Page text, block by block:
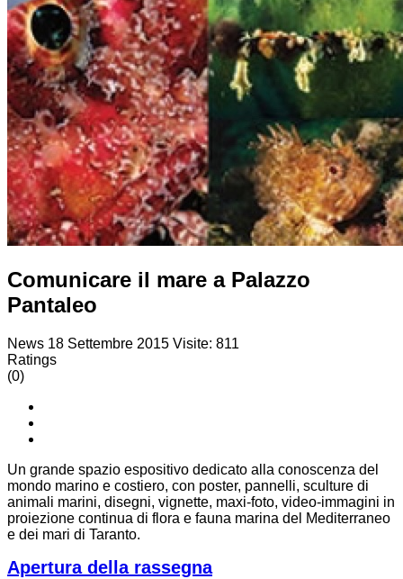
Comunicare il mare a Palazzo
Pantaleo
News 18 Settembre 2015 Visite: 811
Ratings
(0)
Un grande spazio espositivo dedicato alla conoscenza del
mondo marino e costiero, con poster, pannelli, sculture di
animali marini, disegni, vignette, maxi-foto, video-immagini in
proiezione continua di flora e fauna marina del Mediterraneo
e dei mari di Taranto.
Apertura della rassegna